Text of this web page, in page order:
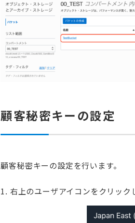
顧客秘密キーの設定
顧客秘密キーの設定を行います。
1. 右上のユーザアイコンをクリック